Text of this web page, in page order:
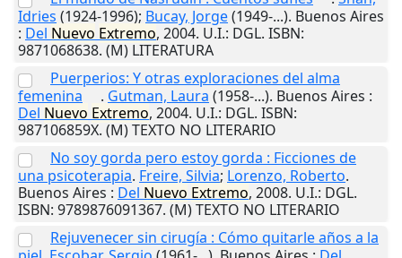
Idries (1924-1996); Bucay, Jorge(1949-...). Buenos Aires
: Del Nuevo Extremo, 2004. U.I.: DGL. ISBN:
9871068638. (M) LITERATURA
Puerperios: Y otras exploraciones del alma
femenina
. Gutman, Laura (1958-...). Buenos Aires :
Del Nuevo Extremo, 2004. U.I.: DGL. ISBN:
987106859X. (M) TEXTO NO LITERARIO
No soy gorda pero estoy gorda : Ficciones de
una psicoterapia. Freire, Silvia; Lorenzo, Roberto.
Buenos Aires : Del Nuevo Extremo, 2008. U.I.: DGL.
ISBN: 9789876091367. (M) TEXTO NO LITERARIO
Rejuvenecer sin cirugía : Cómo quitarle años a la